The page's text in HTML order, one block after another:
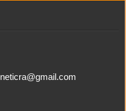
neticra@gmail.com